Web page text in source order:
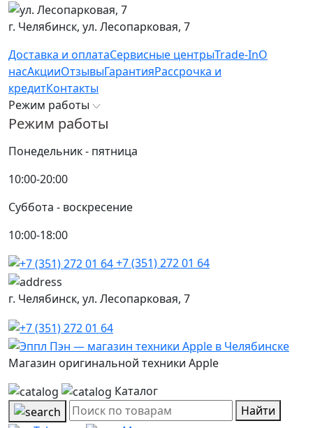
г. Челябинск, ул. Лесопарковая, 7
Доставка и оплатаСервисные центрыTrade-InО
насАкцииОтзывыГарантияРассрочка и
кредитКонтакты
Режим работы
Режим работы
Понедельник - пятница
10:00-20:00
Суббота - воскресение
10:00-18:00
+7 (351) 272 01 64
г. Челябинск, ул. Лесопарковая, 7
Магазин оригинальной техники Apple
Каталог
Найти